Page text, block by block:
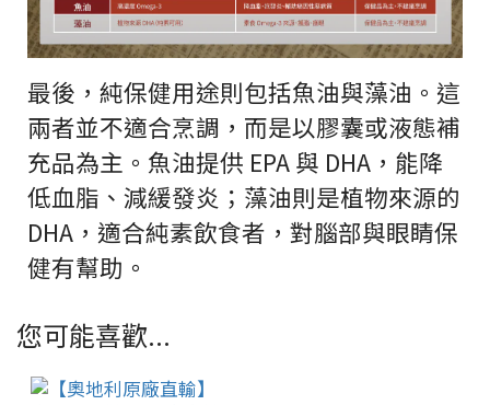
最後，純保健用途則包括魚油與藻油。這
兩者並不適合烹調，而是以膠囊或液態補
充品為主。魚油提供 EPA 與 DHA，能降
低血脂、減緩發炎；藻油則是植物來源的
DHA，適合純素飲食者，對腦部與眼睛保
健有幫助。
您可能喜歡...